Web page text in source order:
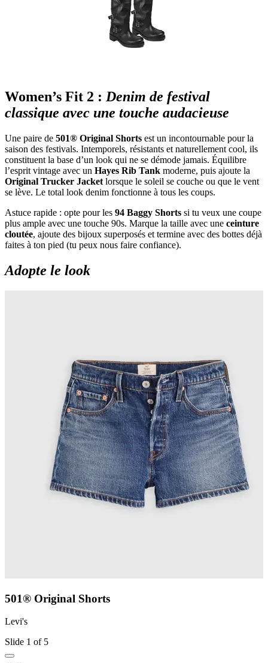
Women’s Fit 2 : Denim de festival
classique avec une touche audacieuse
Une paire de 501® Original Shorts est un incontournable pour la
saison des festivals. Intemporels, résistants et naturellement cool, ils
constituent la base d’un look qui ne se démode jamais. Équilibre
l’esprit vintage avec un Hayes Rib Tank moderne, puis ajoute la
Original Trucker Jacket lorsque le soleil se couche ou que le vent
se lève. Le total look denim fonctionne à tous les coups.
Astuce rapide : opte pour les 94 Baggy Shorts si tu veux une coupe
plus ample avec une touche 90s. Marque la taille avec une ceinture
cloutée, ajoute des bijoux superposés et termine avec des bottes déjà
faites à ton pied (tu peux nous faire confiance).
Adopte le look
501® Original Shorts
Levi's
Slide 1 of 5